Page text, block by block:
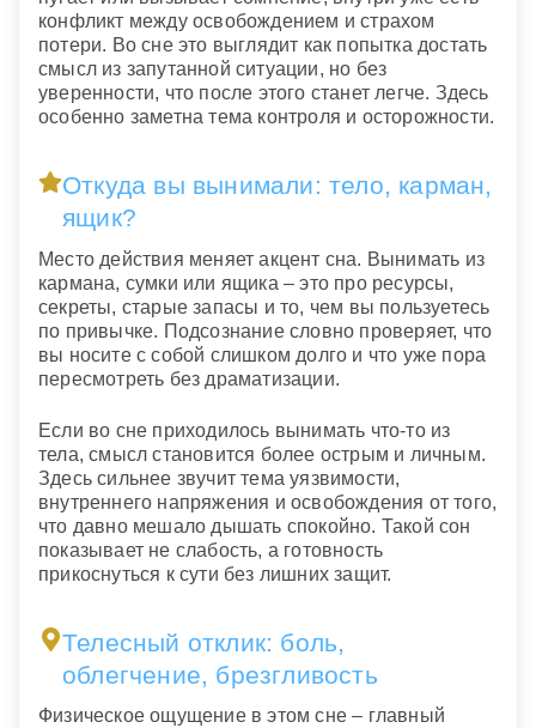
конфликт между освобождением и страхом
потери. Во сне это выглядит как попытка достать
смысл из запутанной ситуации, но без
уверенности, что после этого станет легче. Здесь
особенно заметна тема контроля и осторожности.
Откуда вы вынимали: тело, карман,
ящик?
Место действия меняет акцент сна. Вынимать из
кармана, сумки или ящика – это про ресурсы,
секреты, старые запасы и то, чем вы пользуетесь
по привычке. Подсознание словно проверяет, что
вы носите с собой слишком долго и что уже пора
пересмотреть без драматизации.
Если во сне приходилось вынимать что-то из
тела, смысл становится более острым и личным.
Здесь сильнее звучит тема уязвимости,
внутреннего напряжения и освобождения от того,
что давно мешало дышать спокойно. Такой сон
показывает не слабость, а готовность
прикоснуться к сути без лишних защит.
Телесный отклик: боль,
облегчение, брезгливость
Физическое ощущение в этом сне – главный